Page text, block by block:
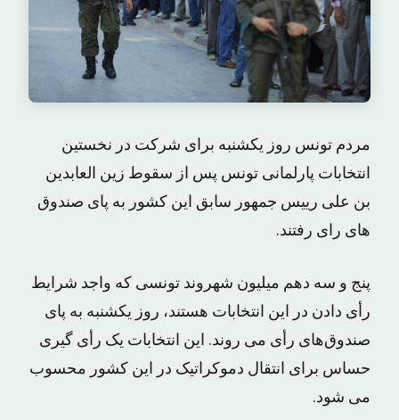
مردم تونس روز یکشنبه برای شرکت در نخستین
انتخابات پارلمانی تونس پس از سقوط زین العابدین
بن علی رییس جمهور سابق این کشور به پای صندوق
های رای رفتند.
پنج و سه دهم میلیون شهروند تونسی که واجد شرایط
رأی دادن در این انتخابات هستند، روز یکشنبه به پای
صندوق‌های رأی می روند. این انتخابات یک رأی گیری
حساس برای انتقال دموکراتیک در این کشور محسوب
می شود.